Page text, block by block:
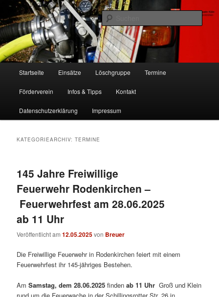
Zum
primären
Inhalt
springen
Zum
sekundären
Inhalt
springenFF Köln, LG RD
Freiwillige Feuerwehr Köln, Löschgruppe Rodenkirchen
Startseite Einsätze Löschgruppe Termine
Förderverein Infos & Tipps Kontakt
Datenschutzerklärung Impressum
KATEGORIEARCHIV:TERMINE
145 Jahre Freiwillige
Feuerwehr Rodenkirchen –
Feuerwehrfest am 28.06.2025
ab 11 Uhr
Veröffentlicht am12.05.2025von Breuer
Die Freiwillige Feuerwehr in Rodenkirchen feiert mit einem
Feuerwehrfest ihr 145-jähriges Bestehen.
AmSamstag, dem 28.06.2025 findenab 11 Uhr Groß und Klein